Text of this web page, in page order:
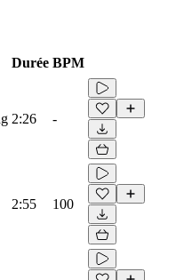
Durée BPM
2:26 -
2:55 100